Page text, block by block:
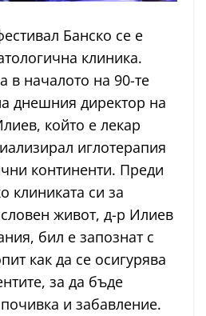
Банско се е
клиника.
в началото на 90-те
днешния директор на
който е лекар
иглотерапия
континенти. Преди
клиниката си за
живот, д-р Илиев
бил е запознат с
как да се осигурява
за да бъде
и забавление.